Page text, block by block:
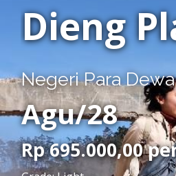
Dieng
Negeri Para
Agu/28
Rp 695.000,00